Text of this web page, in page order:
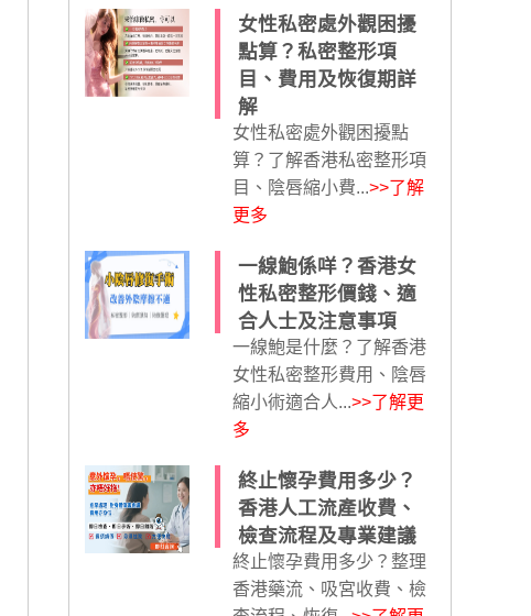
女性私密處外觀困擾
點算？私密整形項
目、費用及恢復期詳
解
女性私密處外觀困擾點
算？了解香港私密整形項
目、陰唇縮小費...>>了解
更多
一線鮑係咩？香港女
性私密整形價錢、適
合人士及注意事項
一線鮑是什麼？了解香港
女性私密整形費用、陰唇
縮小術適合人...>>了解更
多
終止懷孕費用多少？
香港人工流產收費、
檢查流程及專業建議
終止懷孕費用多少？整理
香港藥流、吸宮收費、檢